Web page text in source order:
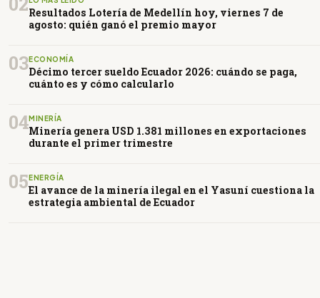
Resultados Lotería de Medellín hoy, viernes 7 de
agosto: quién ganó el premio mayor
03ECONOMÍA
Décimo tercer sueldo Ecuador 2026: cuándo se paga,
cuánto es y cómo calcularlo
04MINERÍA
Minería genera USD 1.381 millones en exportaciones
durante el primer trimestre
05ENERGÍA
El avance de la minería ilegal en el Yasuní cuestiona la
estrategia ambiental de Ecuador